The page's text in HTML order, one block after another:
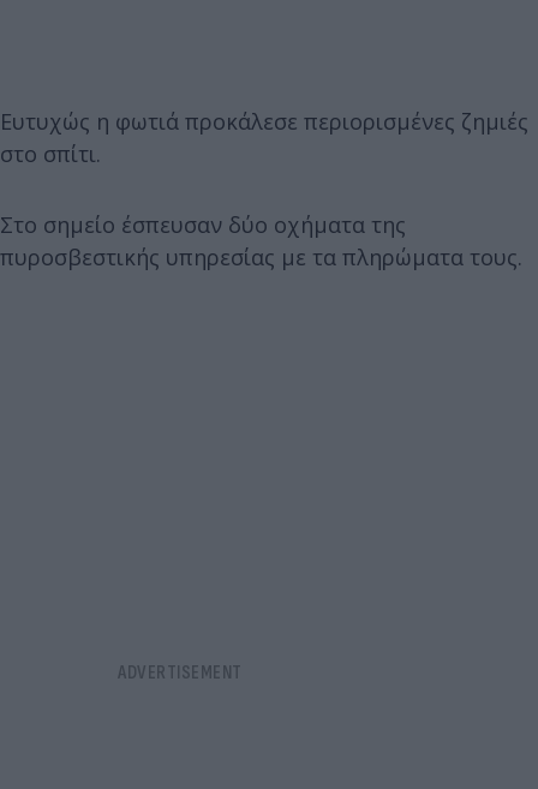
Ευτυχώς η φωτιά προκάλεσε περιορισμένες ζημιές
στο σπίτι.
Στο σημείο έσπευσαν δύο οχήματα της
πυροσβεστικής υπηρεσίας με τα πληρώματα τους.